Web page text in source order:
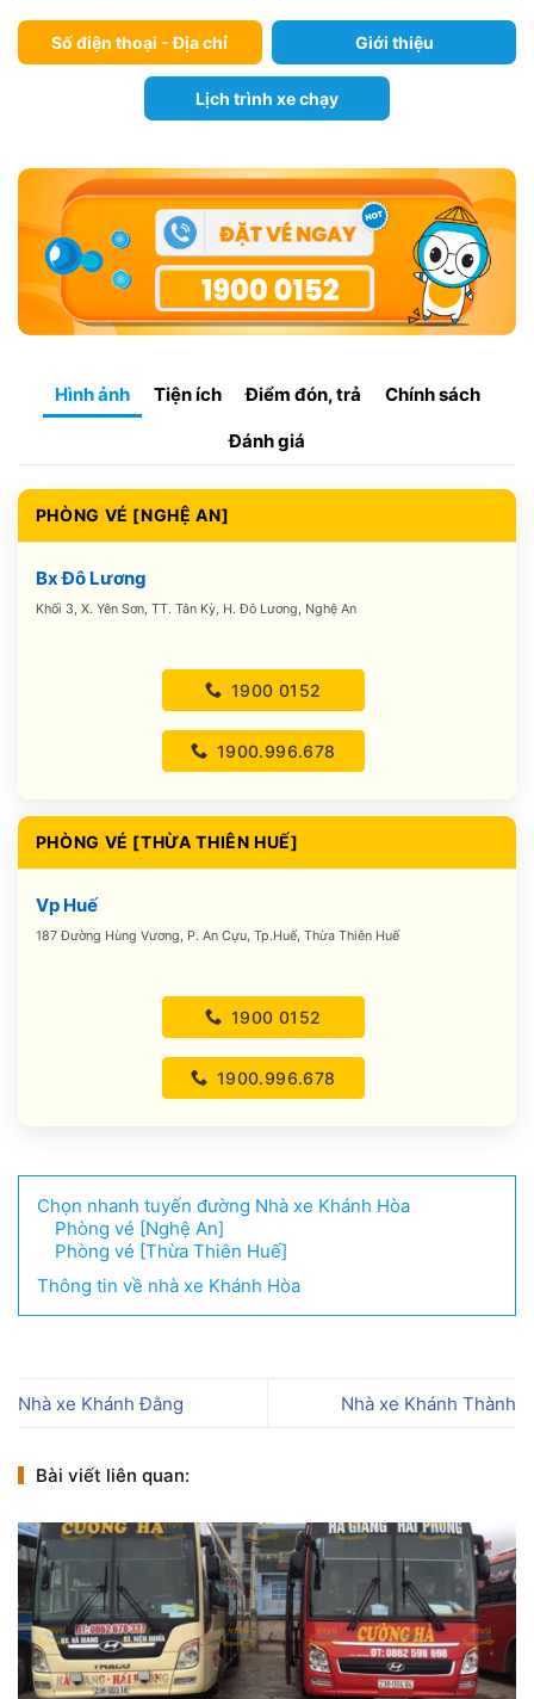
Số điện thoại - Địa chỉ Giới thiệu
Lịch trình xe chạy
Hình ảnh Tiện ích Điểm đón, trả Chính sách
Đánh giá
PHÒNG VÉ [NGHỆ AN]
Bx Đô Lương
Khối 3, X. Yên Sơn, TT. Tân Kỳ, H. Đô Lương, Nghệ An
1900 0152
1900.996.678
PHÒNG VÉ [THỪA THIÊN HUẾ]
Vp Huế
187 Đường Hùng Vương, P. An Cựu, Tp.Huế, Thừa Thiên Huế
1900 0152
1900.996.678
Chọn nhanh tuyến đường Nhà xe Khánh Hòa
Phòng vé [Nghệ An]
Phòng vé [Thừa Thiên Huế]
Thông tin về nhà xe Khánh Hòa
Nhà xe Khánh Đằng Nhà xe Khánh Thành
Bài viết liên quan: